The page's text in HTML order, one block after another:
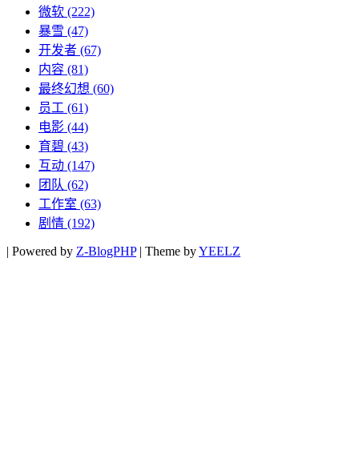
微软 (222)
暴雪 (47)
开发者 (67)
内容 (81)
最终幻想 (60)
员工 (61)
电影 (44)
育碧 (43)
互动 (147)
团队 (62)
工作室 (63)
剧情 (192)
| Powered by Z-BlogPHP | Theme byYEELZ